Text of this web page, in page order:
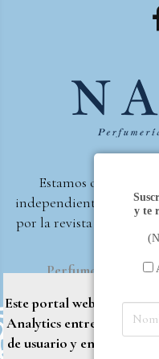
Estamos orgullosos
independiente de
por la revista
Perfumería Nadia
Este portal web utiliza
Analytics entre otros)
de usuario y entregar
y te